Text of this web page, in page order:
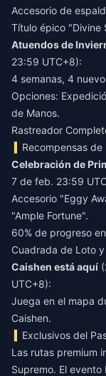
Accesorio de
Título épico "Divine
Atuendos de
23:59 UTC+8):
4 semanas, 4
Opciones:
de Manos.
Rastreador
Recompensas de
Celebración de
7 de feb. 23:59
Accesorio "Eggy
"Ample Fortune".
60% de progreso
Cuadrada de Loto y
Caishen está aquí
UTC+8):
Juega en el mapa
Caishen.
Exclusivos del
Las rutas premium
Supremo. El